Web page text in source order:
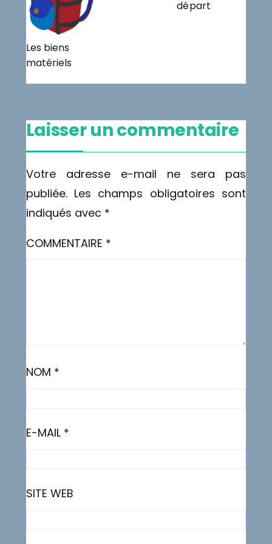
Les biens
matériels
départ
Laisser un commentaire
Votre adresse e-mail ne sera pas
publiée. Les champs obligatoires sont
indiqués avec *
COMMENTAIRE *
NOM *
E-MAIL *
SITE WEB